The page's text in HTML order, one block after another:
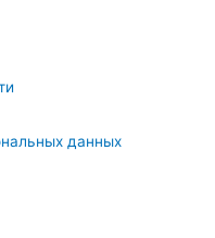
данных